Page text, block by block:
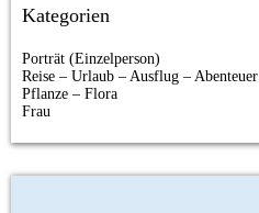
Kategorien
Porträt (Einzelperson)
Reise – Urlaub – Ausflug – Abenteuer
Pflanze – Flora
Frau